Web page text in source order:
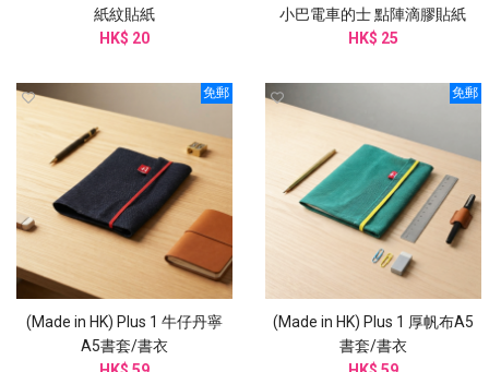
紙紋貼紙
HK$ 20
小巴電車的士 點陣滴膠貼紙
HK$ 25
免郵
(Made in HK) Plus 1 牛仔丹寧
A5書套/書衣
免郵
(Made in HK) Plus 1 厚帆布A5
書套/書衣